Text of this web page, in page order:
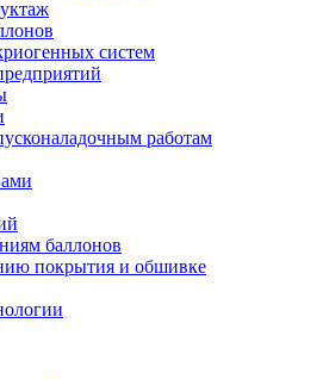
систем
работам
баллонов
покрытия и обшивке